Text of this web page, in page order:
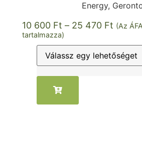
Energy,
10 600 Ft – 25 470 Ft (Az
tartalmazza)